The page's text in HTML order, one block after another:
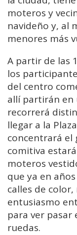
moteros y
navideño y, al
menores más
A partir de las
los
del centro
allí partirán
recorrerá
llegar a la
concentrará el
comitiva
moteros
que ya en
calles de
entusiasmo
para ver pasar
ruedas.